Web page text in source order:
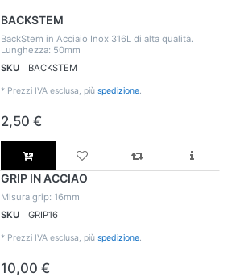
BACKSTEM
BackStem in Acciaio Inox 316L di alta qualità.
Lunghezza: 50mm
SKU
BACKSTEM
* Prezzi IVA esclusa, più spedizione.
2,50 €
GRIP IN ACCIAO
Misura grip: 16mm
SKU
GRIP16
* Prezzi IVA esclusa, più spedizione.
10,00 €